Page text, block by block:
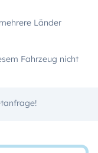
Länder
Fahrzeug nicht